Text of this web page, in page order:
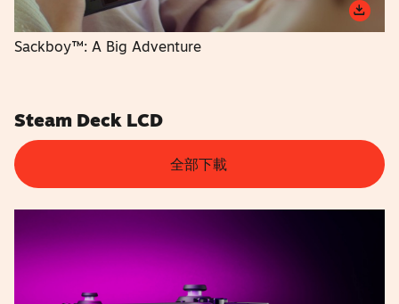
Sackboy™: A Big Adventure
Steam Deck LCD
全部下載